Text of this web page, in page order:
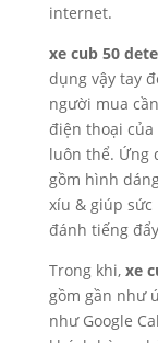
internet.
xe cub 50
dụng vậy tay
người mua
điện thoại
luôn thể. Ứng
gồm hình
xíu & giúp
đánh tiếng
Trong khi, xe
gồm gần như
như Google